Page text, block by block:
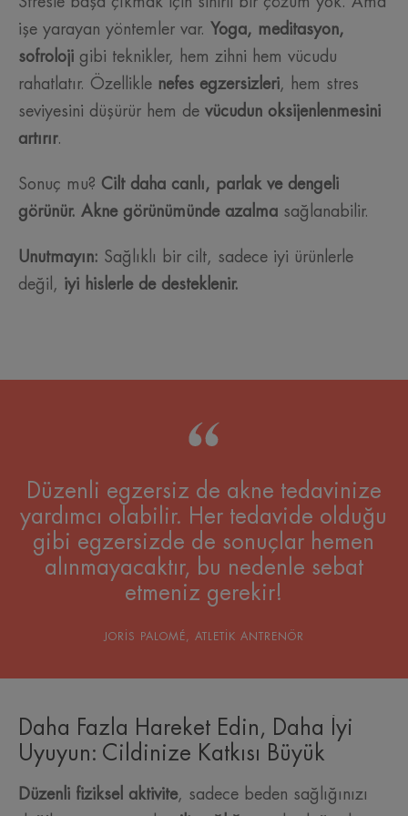
işe yarayan yöntemler var. Yoga, meditasyon,
sofroloji gibi teknikler, hem zihni hem vücudu
rahatlatır. Özellikle nefes egzersizleri, hem stres
seviyesini düşürür hem de vücudun oksijenlenmesini
artırır.
Sonuç mu? Cilt daha canlı, parlak ve dengeli
görünür. Akne görünümünde azalma sağlanabilir.
Unutmayın: Sağlıklı bir cilt, sadece iyi ürünlerle
değil, iyi hislerle de desteklenir.
Düzenli egzersiz de akne tedavinize
yardımcı olabilir. Her tedavide olduğu
gibi egzersizde de sonuçlar hemen
alınmayacaktır, bu nedenle sebat
etmeniz gerekir!
JORIS PALOMÉ, ATLETIK ANTRENÖR
Daha Fazla Hareket Edin, Daha İyi
Uyuyun: Cildinize Katkısı Büyük
Düzenli fiziksel aktivite, sadece beden sağlığınızı